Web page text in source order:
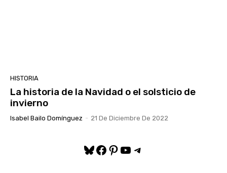
HISTORIA
La historia de la Navidad o el solsticio de
invierno
Isabel Bailo Domínguez - 21 De Diciembre De 2022
Bluesky
Facebook
Pinterest
YouTube
Telegram